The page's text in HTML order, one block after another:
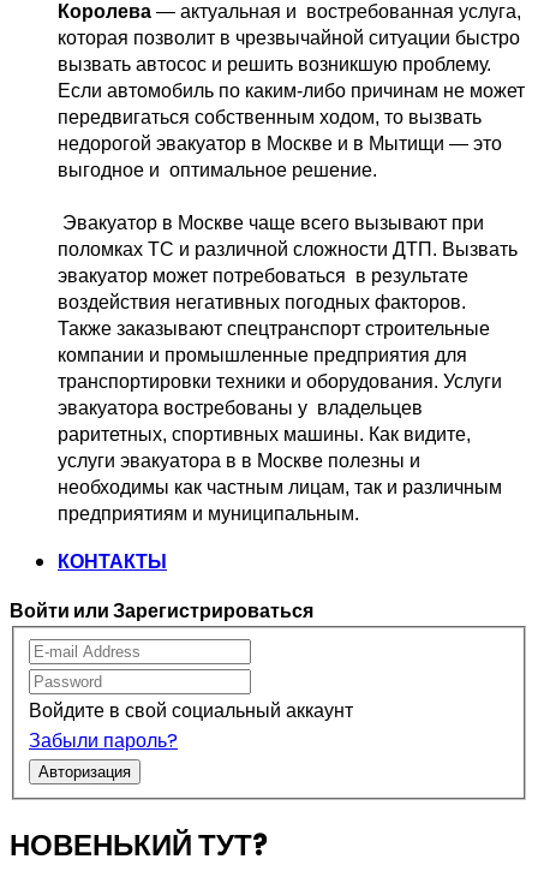
Королева — актуальная и востребованная услуга,
Если автомобиль по каким-либо причинам не может
передвигаться собственным ходом, то вызвать
недорогой эвакуатор в Москве и в Мытищи — это
выгодное и оптимальное решение.
поломках ТС и различной сложности ДТП. Вызвать
эвакуатор может потребоваться  в результате
воздействия негативных погодных факторов.
Также заказывают спецтранспорт строительные
компании и промышленные предприятия для
транспортировки техники и оборудования. Услуги
эвакуатора востребованы у  владельцев
раритетных, спортивных машины. Как видите,
услуги эвакуатора в в Москве полезны и
необходимы как частным лицам, так и различным
предприятиям и муниципальным.
КОНТАКТЫ
Войти или Зарегистрироваться
Войдите в свой социальный аккаунт
Забыли пароль?
Авторизация
НОВЕНЬКИЙ ТУТ?